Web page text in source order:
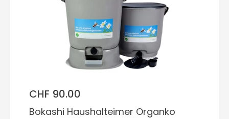
CHF 90.00
Bokashi Haushalteimer Organko